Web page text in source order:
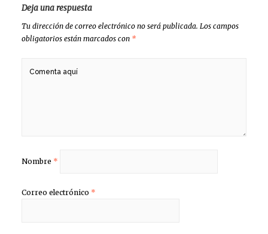
Deja una respuesta
Tu dirección de correo electrónico no será publicada. Los campos
obligatorios están marcados con *
Nombre *
Correo electrónico *